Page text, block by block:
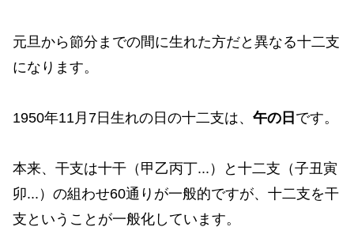
元旦から節分までの間に生れた方だと異なる十二支
になります。
1950年11月7日生れの日の十二支は、 午の日 です。
本来、干支は十干（甲乙丙丁...）と十二支（子丑寅
卯...）の組わせ60通りが一般的ですが、十二支を干
支ということが一般化しています。